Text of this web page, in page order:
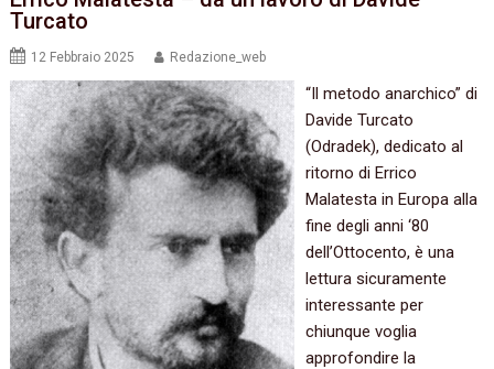
Turcato
12 Febbraio 2025 Redazione_web
“Il metodo anarchico” di
Davide Turcato
(Odradek), dedicato al
ritorno di Errico
Malatesta in Europa alla
fine degli anni ‘80
dell’Ottocento, è una
lettura sicuramente
interessante per
chiunque voglia
approfondire la